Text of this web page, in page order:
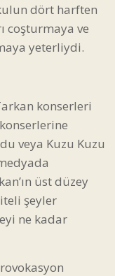
dört harften
coşturmaya ve
yeterliydi.
konserleri
veya Kuzu Kuzu
üst düzey
şeyler
ne kadar